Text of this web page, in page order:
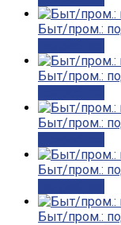
Быт/пром.:
Быт/пром.:
Быт/пром.:
Быт/пром.:
Быт/пром.: